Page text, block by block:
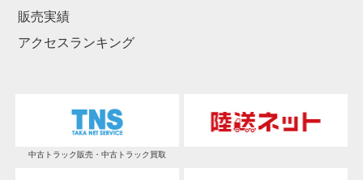
販売実績
アクセスランキング
中古トラック販売・中古トラック買取